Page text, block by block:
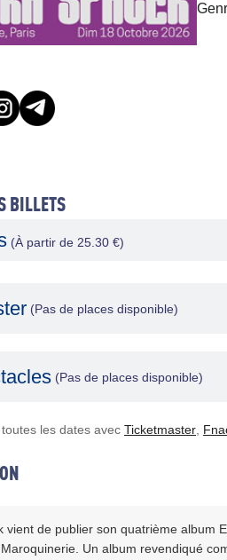
BILLETS
(À partir de 25.30 €)
(Pas de places disponible)
(Pas de places disponible)
les dates avec Ticketmaster
vient de publier son quatrième album
Un album revendiqué